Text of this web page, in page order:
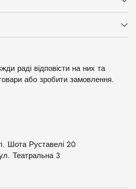
раді відповісти на них та
або зробити замовлення.
Шота Руставелі 20
Театральна 3